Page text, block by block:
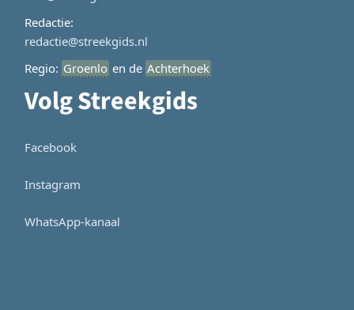
Redactie:
redactie@streekgids.nl
Regio: Groenlo en de Achterhoek
Volg Streekgids
Facebook
Instagram
WhatsApp-kanaal